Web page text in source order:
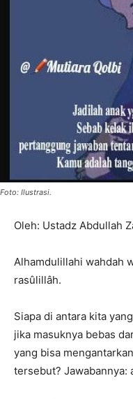
Foto: Ilustrasi.
Oleh: Ustadz Abdullah
Alhamdulillahi wahdah
rasûlillâh.
Siapa di antara kita
jika masuknya bebas
yang bisa
tersebut? Jawabannya: